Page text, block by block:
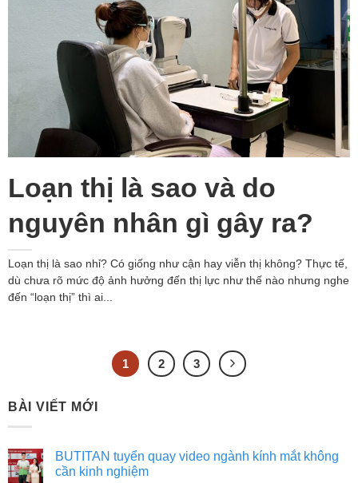
Loạn thị là sao và do
nguyên nhân gì gây ra?
Loạn thị là sao nhỉ? Có giống như cận hay viễn thị không? Thực tế,
dù chưa rõ mức độ ảnh hưởng đến thị lực như thế nào nhưng nghe
đến “loạn thị” thì ai...
1 2 3
BÀI VIẾT MỚI
BUTITAN tuyển quay video ngành kính mắt không
cần kinh nghiệm